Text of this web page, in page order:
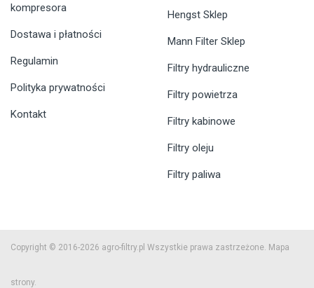
kompresora
Dostawa i płatności
Regulamin
Polityka prywatności
Kontakt
Hengst Sklep
Mann Filter Sklep
Filtry hydrauliczne
Filtry powietrza
Filtry kabinowe
Filtry oleju
Filtry paliwa
Copyright © 2016-2026 agro-filtry.pl Wszystkie prawa zastrzeżone. Mapa
strony.